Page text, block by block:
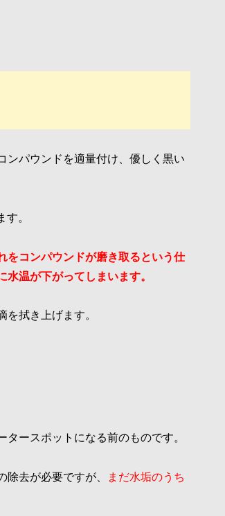
ンパウンドを適量付け、優しく黒い
。
をコンパウンドが磨き取るという仕
温が下がってしまいます。
拭き上げます。
ースポットになる前のものです。
去が必要ですが、
まだ水垢のうち